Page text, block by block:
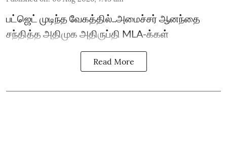
பட்ஜெட் முடிந்த வேகத்தில்..அமைச்சர் ஆனந்தை
சந்தித்த அதிமுக அதிருப்தி MLA-க்கள்
Read More